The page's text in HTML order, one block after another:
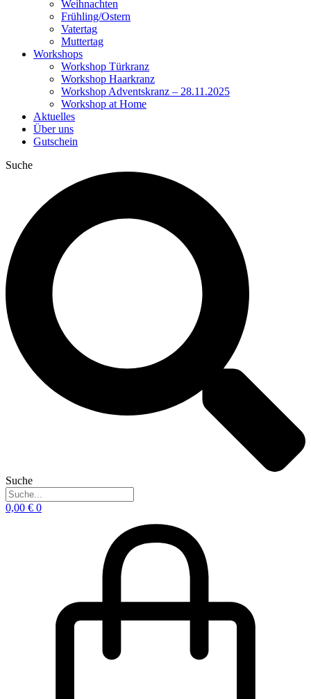
Weihnachten
Frühling/Ostern
Vatertag
Muttertag
Workshops
Workshop Türkranz
Workshop Haarkranz
Workshop Adventskranz – 28.11.2025
Workshop at Home
Aktuelles
Über uns
Gutschein
Suche
Suche
0,00 € 0